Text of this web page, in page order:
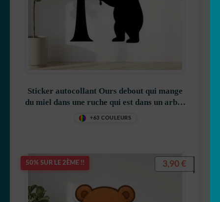
Sticker autocollant Ours debout qui mange
du miel dans une ruche qui est dans un arbre
décoration decostickerstore – VQWQPB
+63 COULEURS
50% SUR LE 2ÈME !! 3,90 €